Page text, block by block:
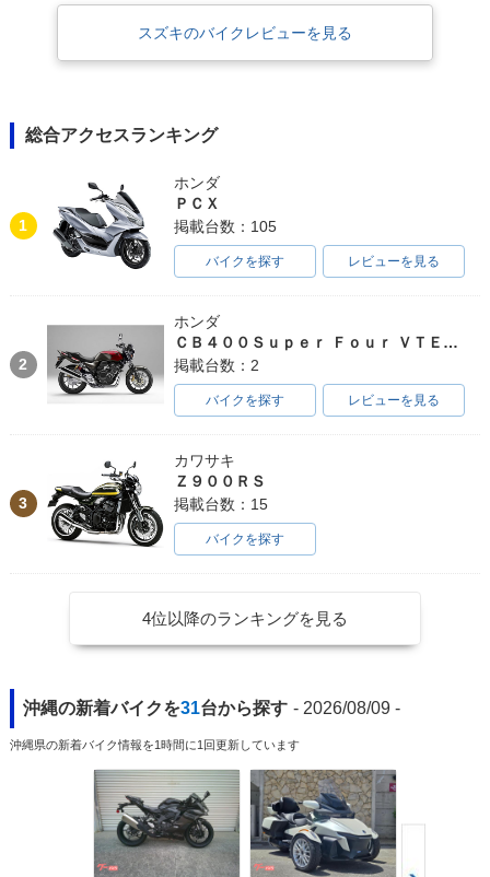
スズキのバイクレビューを見る
総合アクセスランキング
1
ホンダ
ＰＣＸ
掲載台数：105
バイクを探す レビューを見る
2
ホンダ
ＣＢ４００Ｓｕｐｅｒ Ｆｏｕｒ ＶＴＥＣ ＳＰＥＣ３
掲載台数：2
バイクを探す レビューを見る
3
カワサキ
Ｚ９００ＲＳ
掲載台数：15
バイクを探す
4位以降のランキングを見る
沖縄の新着バイクを31台から探す - 2026/08/09 -
沖縄県の新着バイク情報を1時間に1回更新しています